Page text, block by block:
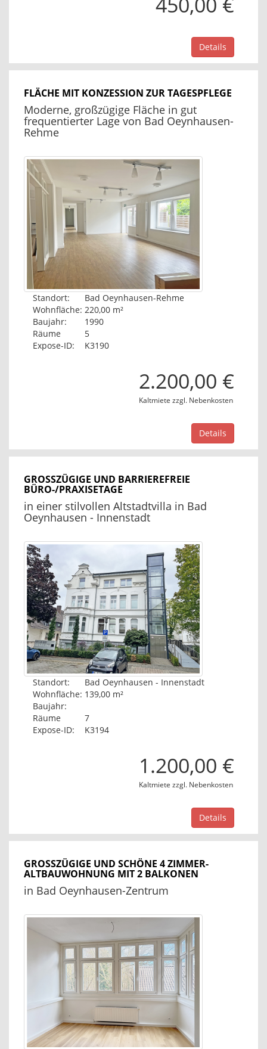
Details
FLÄCHE MIT KONZESSION ZUR TAGESPFLEGE
Moderne, großzügige Fläche in gut
frequentierter Lage von Bad Oeynhausen-
Rehme
Standort:
Bad Oeynhausen-Rehme
Wohnfläche: 220,00 m²
Baujahr:
1990
Räume
5
Expose-ID:
K3190
2.200,00 €
Kaltmiete zzgl. Nebenkosten
Details
GROSSZÜGIGE UND BARRIEREFREIE B
ÜRO-/PRAXISETAGE
in einer stilvollen Altstadtvilla in Bad
Oeynhausen - Innenstadt
Standort:
Bad Oeynhausen - Innenstadt
Wohnfläche: 139,00 m²
Baujahr:
Räume
7
Expose-ID:
K3194
1.200,00 €
Kaltmiete zzgl. Nebenkosten
Details
GROSSZÜGIGE UND SCHÖNE 4 ZIMMER-A
LTBAUWOHNUNG MIT 2 BALKONEN
in Bad Oeynhausen-Zentrum